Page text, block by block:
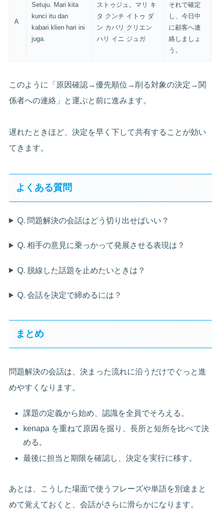
A
Setuju. Mari kita
kunci itu dan
kabari klien hari ini
juga.
ストゥジュ。マリ キ
タ クンチ イトゥ ダ
ン カバリ クリエン
ハリ イニ ジュガ
それで確定
し、今日中
に顧客へ連
絡しましょ
う。
このように「原因確認→優先順位→削る対象の決定→関
係者への連絡」と運ぶと前に進みます。
遅れたときほど、決定を早く下して共有することが効い
てきます。
よくある質問
Q. 問題解決の会話はどう切り出せばいい？
Q. 相手の意見に乗っかって発展させる表現は？
Q. 脱線した話題を止めたいときは？
Q. 会話を決定で締めるには？
まとめ
問題解決の会話は、決まった流れに沿うだけでぐっと進
めやすくなります。
課題の定義から始め、認識を全員でそろえる。
kenapa を重ねて原因を掘り、長所と短所を比べて決
める。
最後に担当と期限を確認し、決定を実行に移す。
あとは、こうした場面で使うフレーズや単語を別途まと
めて覚えておくと、会話がさらに滑らかになります。